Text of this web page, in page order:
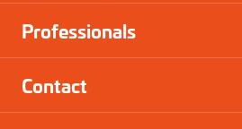
Professionals
Contact